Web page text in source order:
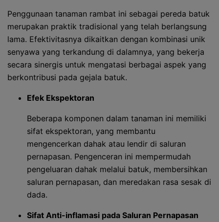
Penggunaan tanaman rambat ini sebagai pereda batuk
merupakan praktik tradisional yang telah berlangsung
lama. Efektivitasnya dikaitkan dengan kombinasi unik
senyawa yang terkandung di dalamnya, yang bekerja
secara sinergis untuk mengatasi berbagai aspek yang
berkontribusi pada gejala batuk.
Efek Ekspektoran
Beberapa komponen dalam tanaman ini memiliki
sifat ekspektoran, yang membantu
mengencerkan dahak atau lendir di saluran
pernapasan. Pengenceran ini mempermudah
pengeluaran dahak melalui batuk, membersihkan
saluran pernapasan, dan meredakan rasa sesak di
dada.
Sifat Anti-inflamasi pada Saluran Pernapasan